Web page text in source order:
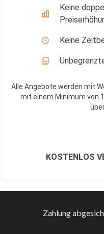
Keine
Keine
Alle Angebote werden mit
mit einem Minimum von
KOSTENLOS
Zahlung